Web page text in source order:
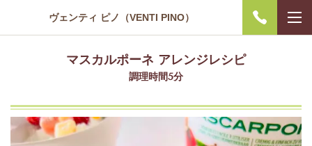
ヴェンティ ピノ（VENTI PINO）
マスカルポーネ アレンジレシピ
調理時間5分